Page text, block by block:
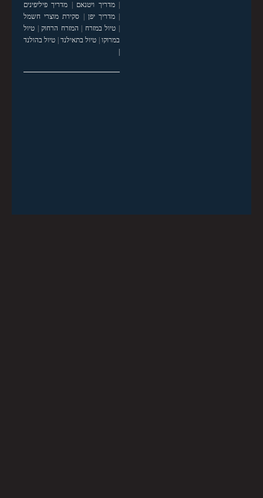
|מדריך ויטנאם | מדריך פיליפינים
|מדריך יפן | סקירת מוצרי חשמל
| טיול במזרח | המזרח הרחוק| טיול
במרוקו| טיול בתאילנד| טיול בהולנד
|